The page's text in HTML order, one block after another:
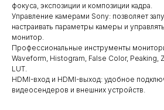
фокуса, экспозиции и композиции кадра.
Управление камерами Sony: позволяет
настраивать параметры камеры и
монитор.
Профессиональные инструменты
Waveform, Histogram, False Color, Peaking,
LUT.
HDMI-вход и HDMI-выход: удобное
видеосендеров и внешних устройств.